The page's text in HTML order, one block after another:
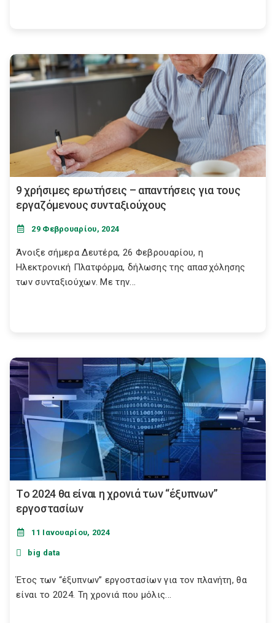
9 χρήσιμες ερωτήσεις – απαντήσεις για τους
εργαζόμενους συνταξιούχους
29 Φεβρουαρίου, 2024
Άνοιξε σήμερα Δευτέρα, 26 Φεβρουαρίου, η
Ηλεκτρονική Πλατφόρμα, δήλωσης της απασχόλησης
των συνταξιούχων. Με την...
Τo 2024 θα είναι η χρονιά των “έξυπνων”
εργοστασίων
11 Ιανουαρίου, 2024
big data
Έτος των “έξυπνων” εργοστασίων για τον πλανήτη, θα
είναι το 2024. Τη χρονιά που μόλις...